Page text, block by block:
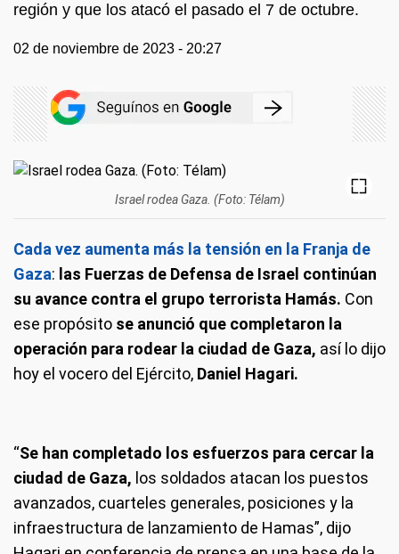
región y que los atacó el pasado el 7 de octubre.
02 de noviembre de 2023 - 20:27
Israel rodea Gaza. (Foto: Télam)
Cada vez aumenta más la tensión en la Franja de
Gaza: las Fuerzas de Defensa de Israel continúan
su avance contra el grupo terrorista Hamás. Con
ese propósito se anunció que completaron la
operación para rodear la ciudad de Gaza, así lo dijo
hoy el vocero del Ejército, Daniel Hagari.
“Se han completado los esfuerzos para cercar la
ciudad de Gaza, los soldados atacan los puestos
avanzados, cuarteles generales, posiciones y la
infraestructura de lanzamiento de Hamas”, dijo